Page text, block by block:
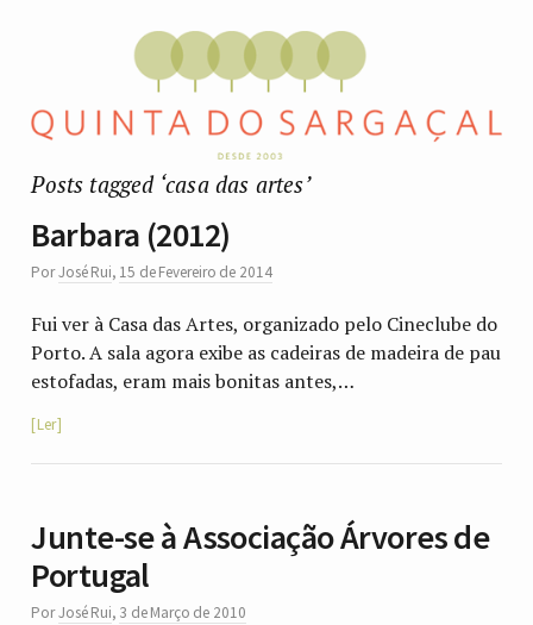
Posts tagged ‘casa das artes’
Barbara (2012)
PorJosé Rui, 15 de Fevereiro de 2014
Fui ver à Casa das Artes, organizado pelo Cineclube do
Porto. A sala agora exibe as cadeiras de madeira de pau
estofadas, eram mais bonitas antes,…
Ler
Junte-se à Associação Árvores de
Portugal
PorJosé Rui, 3 de Março de 2010